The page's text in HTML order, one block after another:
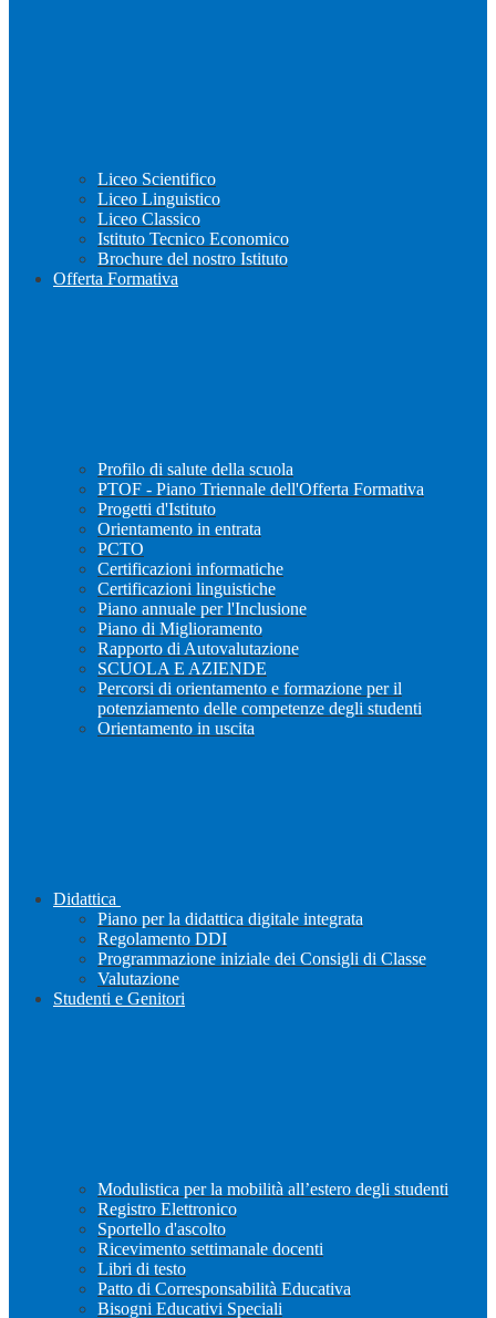
Liceo Scientifico
Liceo Linguistico
Liceo Classico
Istituto Tecnico Economico
Brochure del nostro Istituto
Offerta Formativa
Profilo di salute della scuola
PTOF - Piano Triennale dell'Offerta Formativa
Progetti d'Istituto
Orientamento in entrata
PCTO
Certificazioni informatiche
Certificazioni linguistiche
Piano annuale per l'Inclusione
Piano di Miglioramento
Rapporto di Autovalutazione
SCUOLA E AZIENDE
Percorsi di orientamento e formazione per il
potenziamento delle competenze degli studenti
Orientamento in uscita
Didattica
Piano per la didattica digitale integrata
Regolamento DDI
Programmazione iniziale dei Consigli di Classe
Valutazione
Studenti e Genitori
Modulistica per la mobilità all’estero degli studenti
Registro Elettronico
Sportello d'ascolto
Ricevimento settimanale docenti
Libri di testo
Patto di Corresponsabilità Educativa
Bisogni Educativi Speciali